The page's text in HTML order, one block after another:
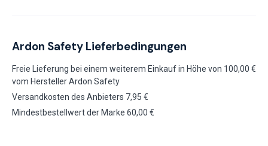
Ardon Safety Lieferbedingungen
Freie Lieferung bei einem weiterem Einkauf in Höhe von 100,00 €
vom Hersteller Ardon Safety
Versandkosten des Anbieters 7,95 €
Mindestbestellwert der Marke 60,00 €